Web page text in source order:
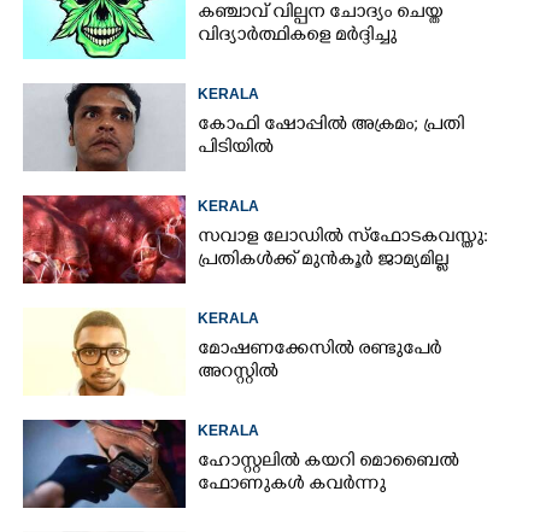
കഞ്ചാവ് വില്പന ചോദ്യം ചെയ്ത
വിദ്യാർത്ഥികളെ മർദ്ദിച്ചു
KERALA
കോഫി ഷോപ്പിൽ അക്രമം; പ്രതി
പിടിയിൽ
KERALA
സവാള ലോഡിൽ സ്ഫോടകവസ്തു:
പ്രതികൾക്ക് മുൻകൂർ ജാമ്യമില്ല
KERALA
മോഷണക്കേസിൽ രണ്ടുപേർ
അറസ്റ്റിൽ
KERALA
ഹോസ്റ്റലിൽ കയറി മൊബൈൽ
ഫോണുകൾ കവർന്നു